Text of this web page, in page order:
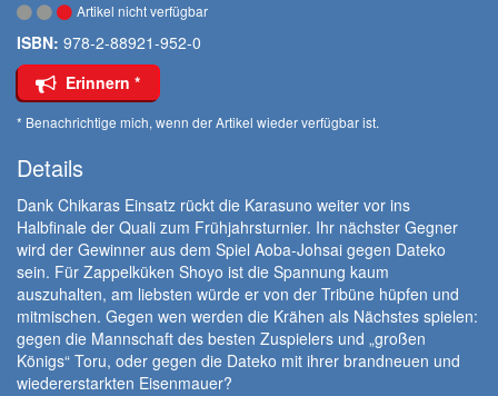
Artikel nicht verfügbar
ISBN: 978-2-88921-952-0
Erinnern *
* Benachrichtige mich, wenn der Artikel wieder verfügbar ist.
Details
Dank Chikaras Einsatz rückt die Karasuno weiter vor ins
Halbfinale der Quali zum Frühjahrsturnier. Ihr nächster Gegner
wird der Gewinner aus dem Spiel Aoba-Johsai gegen Dateko
sein. Für Zappelküken Shoyo ist die Spannung kaum
auszuhalten, am liebsten würde er von der Tribüne hüpfen und
mitmischen. Gegen wen werden die Krähen als Nächstes spielen:
gegen die Mannschaft des besten Zuspielers und „großen
Königs“ Toru, oder gegen die Dateko mit ihrer brandneuen und
wiedererstarkten Eisenmauer?